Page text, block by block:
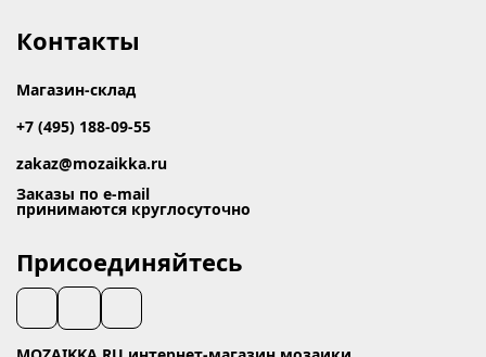
Контакты
Магазин-склад
+7 (495) 188-09-55
zakaz@mozaikka.ru
Заказы по e-mail
принимаются круглосуточно
Присоединяйтесь